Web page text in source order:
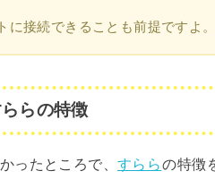
に接続できることも前提ですよ。
らの特徴
ったところで、すららの特徴